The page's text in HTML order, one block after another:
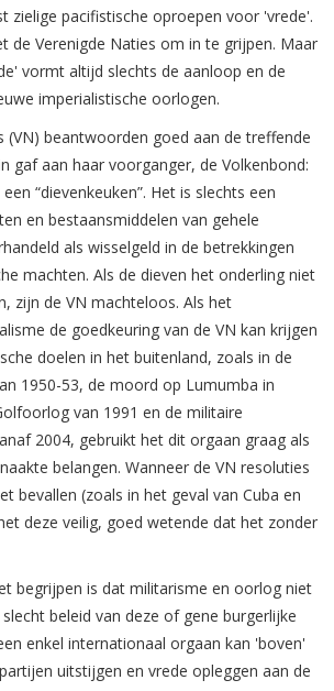
zielige pacifistische oproepen voor 'vrede'.
de Verenigde Naties om in te grijpen. Maar
vormt altijd slechts de aanloop en de
imperialistische oorlogen.
(VN) beantwoorden goed aan de treffende
gaf aan haar voorganger, de Volkenbond:
“dievenkeuken”. Het is slechts een
en bestaansmiddelen van gehele
als wisselgeld in de betrekkingen
machten. Als de dieven het onderling niet
zijn de VN machteloos. Als het
de goedkeuring van de VN kan krijgen
doelen in het buitenland, zoals in de
1950-53, de moord op Lumumba in
van 1991 en de militaire
2004, gebruikt het dit orgaan graag als
belangen. Wanneer de VN resoluties
bevallen (zoals in het geval van Cuba en
deze veilig, goed wetende dat het zonder
begrijpen is dat militarisme en oorlog niet
beleid van deze of gene burgerlijke
enkel internationaal orgaan kan 'boven'
uitstijgen en vrede opleggen aan de